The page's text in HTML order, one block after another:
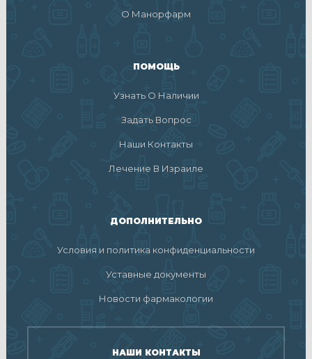
О Манорфарм
ПОМОЩЬ
Узнать О Наличии
Задать Вопрос
Наши Контакты
Лечение В Израиле
ДОПОЛНИТЕЛЬНО
Условия и политика конфиденциальности
Уставные документы
Новости фармакологии
НАШИ КОНТАКТЫ